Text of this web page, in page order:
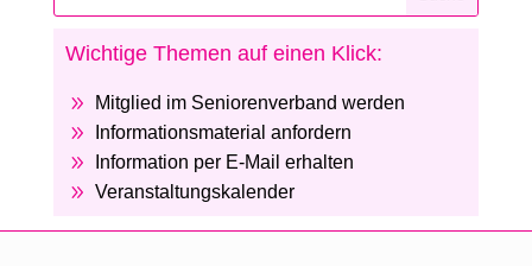
Wichtige Themen auf einen Klick:
9 Mitglied im Seniorenverband werden
9 Informationsmaterial anfordern
9 Information per E-Mail erhalten
9 Veranstaltungskalender